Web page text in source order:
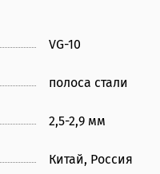
VG-10
полоса стали
2,5-2,9 мм
Китай, Россия